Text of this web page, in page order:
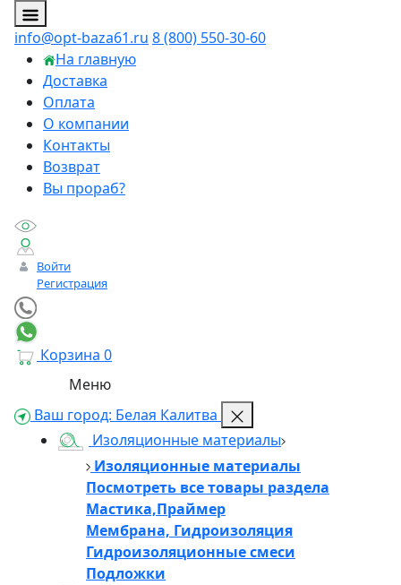
info@opt-baza61.ru 8 (800) 550-30-60
На главную
Доставка
Оплата
О компании
Контакты
Возврат
Вы прораб?
Войти
Регистрация
Корзина 0
Меню
Ваш город: Белая Калитва
Изоляционные материалы
Изоляционные материалы
Посмотреть все товары раздела
Мастика,Праймер
Мембрана, Гидроизоляция
Гидроизоляционные смеси
Подложки